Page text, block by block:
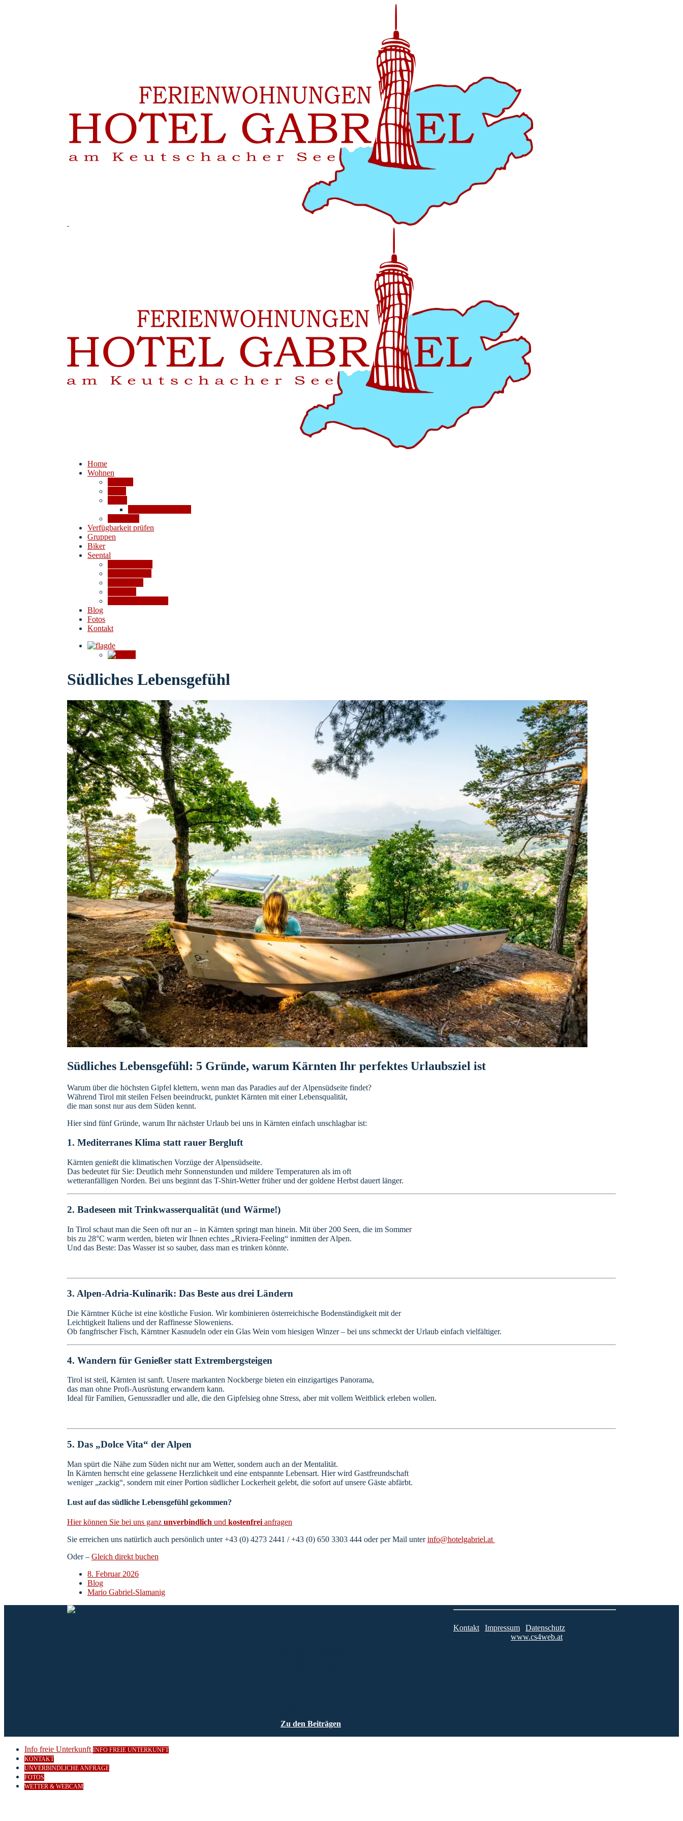
Home
Wohnen
Verfügbarkeit prüfen
Gruppen
Biker
Seental
Blog
Fotos
Kontakt
de
Südliches Lebensgefühl
Südliches Lebensgefühl: 5 Gründe, warum Kärnten Ihr perfektes Urlaubsziel ist
Warum über die höchsten Gipfel klettern, wenn man das Paradies auf der Alpensüdseite findet?
Während Tirol mit steilen Felsen beeindruckt, punktet Kärnten mit einer Lebensqualität,
die man sonst nur aus dem Süden kennt.
Hier sind fünf Gründe, warum Ihr nächster Urlaub bei uns in Kärnten einfach unschlagbar ist:
​1. Mediterranes Klima statt rauer Bergluft
​Kärnten genießt die klimatischen Vorzüge der Alpensüdseite.
Das bedeutet für Sie: Deutlich mehr Sonnenstunden und mildere Temperaturen als im oft
wetteranfälligen Norden. Bei uns beginnt das T-Shirt-Wetter früher und der goldene Herbst dauert länger.
2. Badeseen mit Trinkwasserqualität (und Wärme!)
​In Tirol schaut man die Seen oft nur an – in Kärnten springt man hinein. Mit über 200 Seen, die im Sommer
bis zu 28°C warm werden, bieten wir Ihnen echtes „Riviera-Feeling“ inmitten der Alpen.
Und das Beste: Das Wasser ist so sauber, dass man es trinken könnte.
3. Alpen-Adria-Kulinarik: Das Beste aus drei Ländern
​Die Kärntner Küche ist eine köstliche Fusion. Wir kombinieren österreichische Bodenständigkeit mit der
Leichtigkeit Italiens und der Raffinesse Sloweniens.
Ob fangfrischer Fisch, Kärntner Kasnudeln oder ein Glas Wein vom hiesigen Winzer – bei uns schmeckt der Urlaub einfach vielfältiger.
4. Wandern für Genießer statt Extrembergsteigen
​Tirol ist steil, Kärnten ist sanft. Unsere markanten Nockberge bieten ein einzigartiges Panorama,
das man ohne Profi-Ausrüstung erwandern kann.
Ideal für Familien, Genussradler und alle, die den Gipfelsieg ohne Stress, aber mit vollem Weitblick erleben wollen.
5. Das „Dolce Vita“ der Alpen
​Man spürt die Nähe zum Süden nicht nur am Wetter, sondern auch an der Mentalität.
In Kärnten herrscht eine gelassene Herzlichkeit und eine entspannte Lebensart. Hier wird Gastfreundschaft
weniger „zackig“, sondern mit einer Portion südlicher Lockerheit gelebt, die sofort auf unsere Gäste abfärbt.
Lust auf das südliche Lebensgefühl gekommen?
Hier können Sie bei uns ganz unverbindlich und kostenfreianfragen
Sie erreichen uns natürlich auch persönlich unter +43 (0) 4273 2441 / +43 (0) 650 3303 444 oder per Mail unterinfo@hotelgabriel.at
Oder – Gleich direkt buchen
8. Februar 2026
Blog
Mario Gabriel-Slamanig
Zu den Beiträgen
Kontakt| Impressum
Datenschutz
www.cs4web.at
Info freie Unterkunft INFO FREIE UNTERKUNFT
KONTAKT
UNVERBINDLICHE ANFRAGE
FOTOS
WETTER & WEBCAM